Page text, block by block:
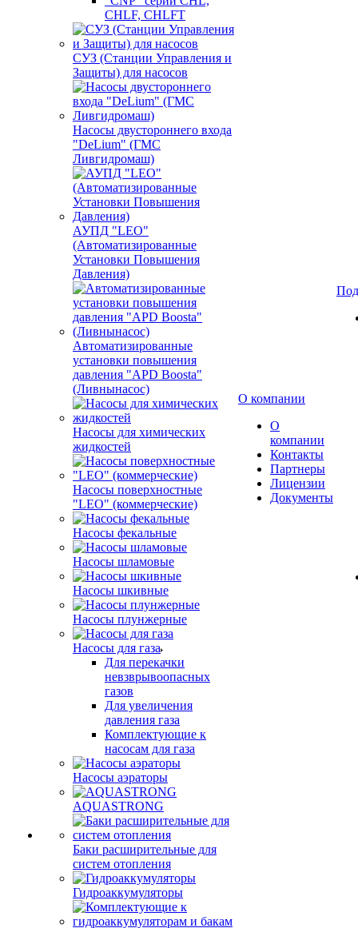
CHLF, CHLFT
СУЗ (Станции Управления и
Защиты) для насосов
Насосы двустороннего входа
"DeLium" (ГМС
Ливгидромаш)
АУПД "LEO"
(Автоматизированные
Установки Повышения
Давления)
Автоматизированные
установки повышения
давления "APD Boosta"
(Ливнынасос)
Насосы для химических
жидкостей
Насосы поверхностные
"LEO" (коммерческие)
Насосы фекальные
Насосы шламовые
Насосы шкивные
Насосы плунжерные
Насосы для газа
Для перекачки
невзврывоопасных
газов
Для увеличения
давления газа
Комплектующие к
насосам для газа
Насосы аэраторы
AQUASTRONG
Баки расширительные для
систем отопления
Гидроаккумуляторы
О компании
О
компании
Контакты
Партнеры
Лицензии
Документы